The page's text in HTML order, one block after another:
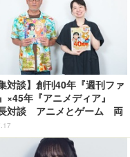
対談】創刊40年『週刊ファ
×45年『アニメディア』
対談 アニメとゲーム 両
みが語る“雑誌の今”